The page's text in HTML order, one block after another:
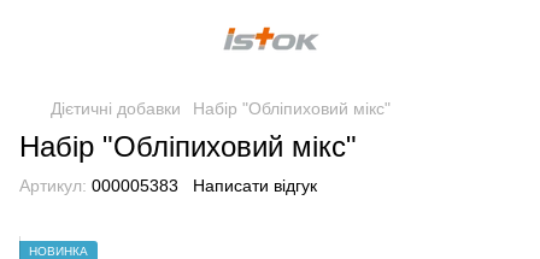
Дієтичні добавки Набір "Обліпиховий мікс"
Набір "Обліпиховий мікс"
Артикул: 000005383 Написати відгук
НОВИНКА